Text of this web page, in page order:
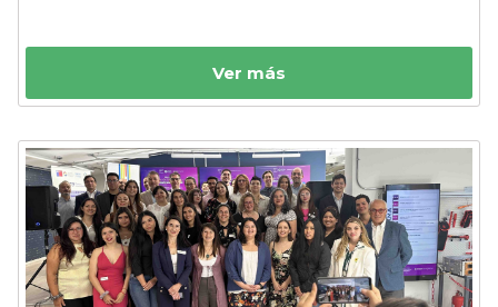
Ver más